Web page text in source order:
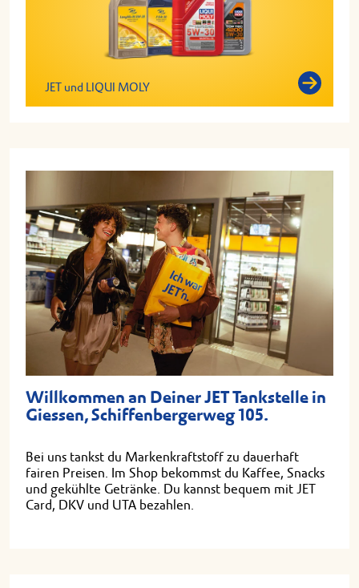
JET und LIQUI MOLY
Willkommen an Deiner JET Tankstelle in
Giessen, Schiffenbergerweg 105.
Bei uns tankst du Markenkraftstoff zu dauerhaft
fairen Preisen. Im Shop bekommst du Kaffee, Snacks
und gekühlte Getränke. Du kannst bequem mit JET
Card, DKV und UTA bezahlen.